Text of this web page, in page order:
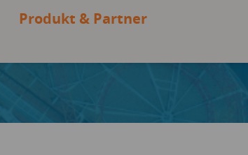
Produkt & Partner